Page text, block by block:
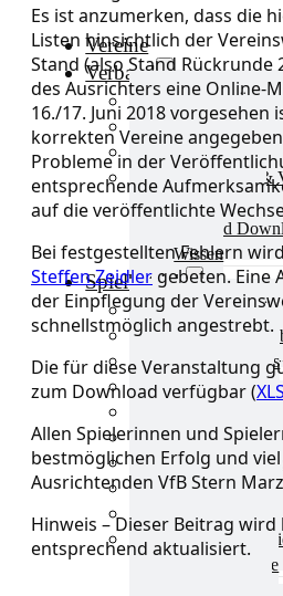
Vereine
Verband
Verband
Aktuelles
Präsidium &
Ausschüsse &
Kinderschutz
Verband
Wissen
Spielbetrieb
Spielbetrieb
Aktuelles
BEM & Qualis
LRL & Qualis
TTT –
mini-
Weitere
Terminkalender
Vereinsturniere
Es ist anzumerken, dass die
Listen hinsichtlich der
Stand (also Stand Rückrunde
des Ausrichters eine Online-
16./17. Juni 2018 vorgesehen
korrekten Vereine
Probleme in der
entsprechende
auf die veröffentlichte
Bei festgestellten Fehlern
Steffen Zeidler gebeten. Eine
der Einpflegung der
schnellstmöglich angestrebt.
Die für diese Veranstaltung
zum Download verfügbar (
Allen Spielerinnen und
bestmöglichen Erfolg und
Ausrichtenden VfB Stern
Hinweis – Dieser Beitrag
entsprechend aktualisiert.